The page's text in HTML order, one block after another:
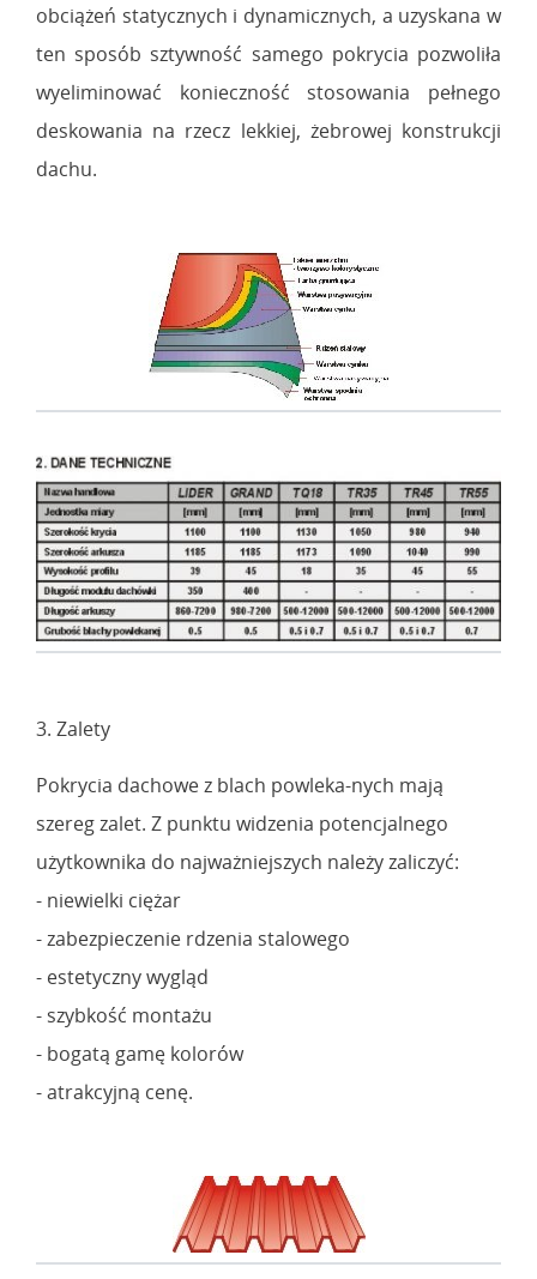
obciążeń statycznych i dynamicznych, a uzyskana w
ten sposób sztywność samego pokrycia pozwoliła
wyeliminować konieczność stosowania pełnego
deskowania na rzecz lekkiej, żebrowej konstrukcji
dachu.
3. Zalety
Pokrycia dachowe z blach powleka-nych mają
szereg zalet. Z punktu widzenia potencjalnego
użytkownika do najważniejszych należy zaliczyć:
- niewielki ciężar
- zabezpieczenie rdzenia stalowego
- estetyczny wygląd
- szybkość montażu
- bogatą gamę kolorów
- atrakcyjną cenę.